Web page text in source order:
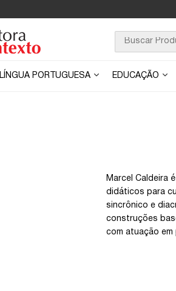
LÍNGUA PORTUGUESA EDUCAÇÃO
Marcel Caldeira
didáticos para
sincrônico e
construções
com atuação